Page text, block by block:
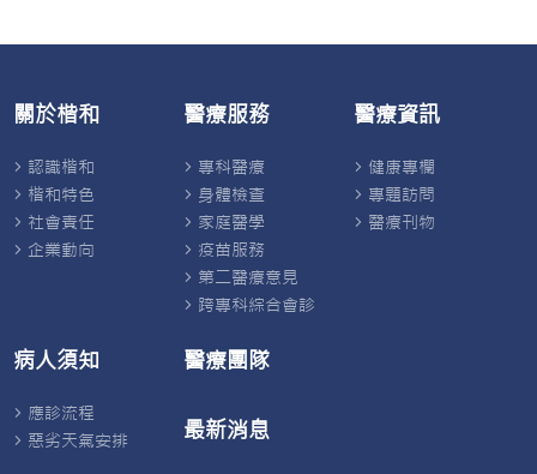
關於楷和
認識楷和
楷和特色
社會責任
企業動向
醫療服務
專科醫療
身體檢查
家庭醫學
疫苗服務
第二醫療意見
跨專科綜合會診
醫療資訊
健康專欄
專題訪問
醫療刊物
病人須知
應診流程
惡劣天氣安排
醫療團隊
最新消息